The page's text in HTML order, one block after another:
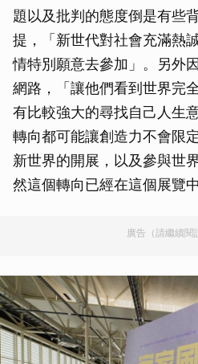
題以及批判的態度倒是有些
提，「新世代對社會充滿熱
情特別願意去參加」。另外
網路，「讓他們看到世界完
有比較強大的尋找自己人生
轉向都可能讓創造力不會限
新世界的開展，以及參與世
然這個轉向已經在這個展覽
廣告（請繼續閱